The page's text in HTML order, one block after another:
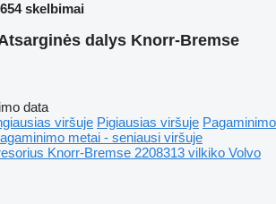
skelbimai
dalys Knorr-Bremse
data
viršuje Pigiausias viršuje Pagaminimo
metai - seniausi viršuje